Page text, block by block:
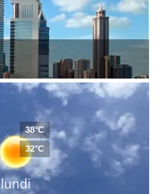
lundi
38°C
32°C